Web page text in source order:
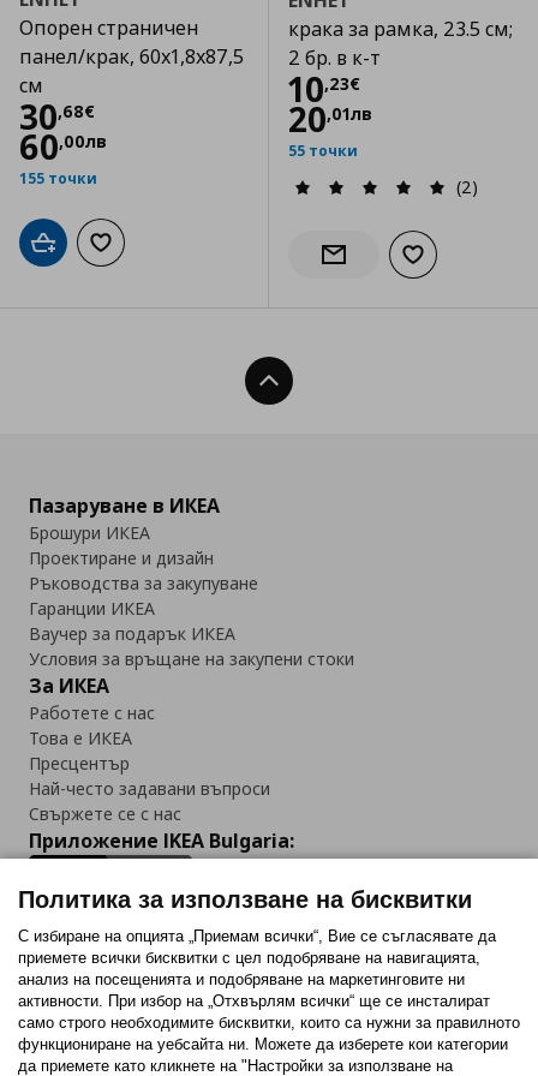
Опорен страничен
панел/крак, 60x1,8x87,5
см
30,68€
Цена
60,00лв
155 точки
Добави в кошницата
Добави към списъка с любими
крака за рамка, 23.5 см;
2 бр. в к-т
10,23€
Цена
20,01лв
55 точки
(2)
Информирай ме за
Добави към
Нагоре
Пазаруване в ИКЕА
Брошури ИКЕА
Проектиране и дизайн
Ръководства за закупуване
Гаранции ИКЕА
Ваучер за подарък ИКЕА
Условия за връщане на закупени стоки
За ИКЕА
Работете с нас
Това е ИКЕА
Пресцентър
Най-често задавани въпроси
Свържете се с нас
Приложение IKEA Bulgaria:
Последвайте ни:
FacebookTwitterYoutubePinterestInstagram
Политика за използване на бисквитки
С избиране на опцията „Приемам всички“, Вие се съгласявате да
приемете всички бисквитки с цел подобряване на навигацията,
анализ на посещенията и подобряване на маркетинговите ни
активности. При избор на „Отхвърлям всички“ ще се инсталират
само строго необходимитe бисквитки, които са нужни за правилното
функциониране на уебсайта ни. Можете да изберете кои категории
да приемете като кликнете на "Настройки за използване на